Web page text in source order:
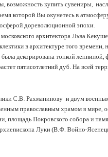
возможность купить сувениры,
которой Вы окунетесь в
дореволюционной эпохи.
архитектора Льва
в архитектуре того
декорирована тонкой лепниной,
пятисотлетний дуб. На всей
С.В. Рахманинову и двум
православным храмом в мире,
площадь Покровского собора и
Луки (В.Ф. Войно-